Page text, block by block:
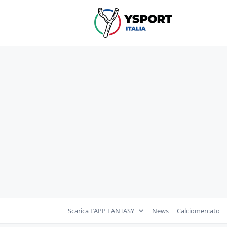
Scarica L’APP FANTASY News Calciomercato